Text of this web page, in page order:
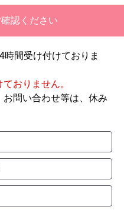
認ください
間受け付けておりま
おりません。
問い合わせ等は、休み